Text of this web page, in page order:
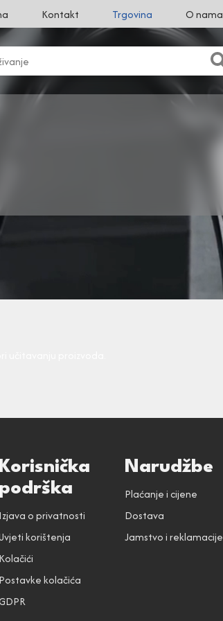
Kontakt Trgovina O nama
Korisnička
podrška
Izjava o privatnosti
korištenja
Kolačići
Postavke kolačića
Narudžbe
Plaćanje i cijene
Dostava
Jamstvo i reklamacije